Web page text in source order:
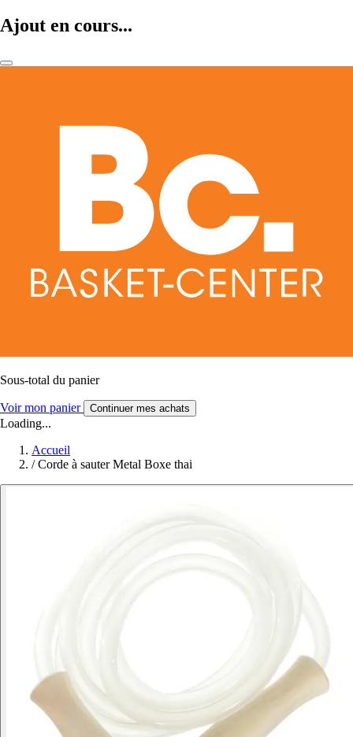
Ajout en cours...
Sous-total du panier
Voir mon panier Continuer mes achats
Loading...
Accueil
/ Corde à sauter Metal Boxe thai